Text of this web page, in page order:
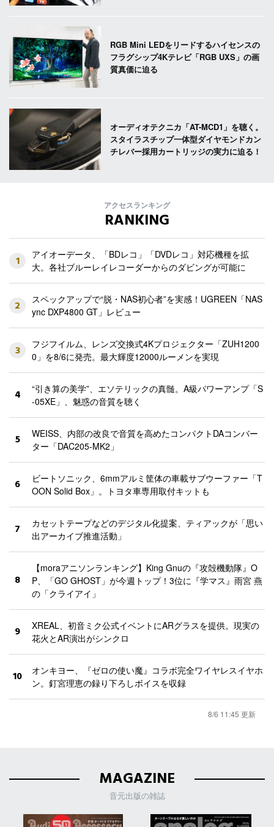
RGB Mini LEDをリードするハイセンスの
フラグシップ4Kテレビ「RGB UXS」の画
質真価に迫る
オーディオテクニカ「AT-MCD1」を聴く。
スタイラスチップ一体型ダイヤモンドカン
チレバー採用カートリッジの実力に迫る！
アクセスランキング
RANKING
1
アイオーデータ、「BDレコ」「DVDレコ」対応機種を拡
大。各社ブルーレイレコーダーからのダビングが可能に
2
スペックアップで“脱・NAS初心者”を実感！UGREEN「NAS
ync DXP4800 GT」レビュー
3
フジフイルム、レンズ交換式4Kプロジェクター「ZUH1200
0」を8/6に発売。最大輝度12000ルーメンを実現
4
“引き算の美学”、エソテリックの真髄。A級パワーアンプ「S
-05XE」、魅惑の音質を聴く
5
WEISS、内部の改良で音質を高めたコンパクトDAコンバー
ター「DAC205-MK2」
6
ビートソニック、6mmアルミ筐体の車載サブウーファー「T
OON Solid Box」。トヨタ車専用取付キットも
7
カセットテープなどのデジタル化提案、ティアックが「思い
出アーカイブ推進活動」
8
【moraアニソンランキング】King Gnuの『攻殻機動隊』O
P、「GO GHOST」が今週トップ！3位に『学マス』雨宮 燕
の「クライアイ」
9
XREAL、初音ミク公式イベントにARグラスを提供。現実の
花火とAR演出がシンクロ
10
オンキヨー、『ゼロの使い魔』コラボ完全ワイヤレスイヤホ
ン。釘宮理恵の録り下ろしボイスを収録
8/6 11:45 更新
MAGAZINE
音元出版の雑誌